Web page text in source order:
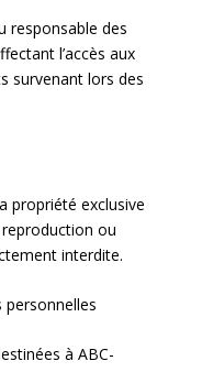
responsable des
l’accès aux
survenant lors des
propriété exclusive
ou
interdite.
à ABC-